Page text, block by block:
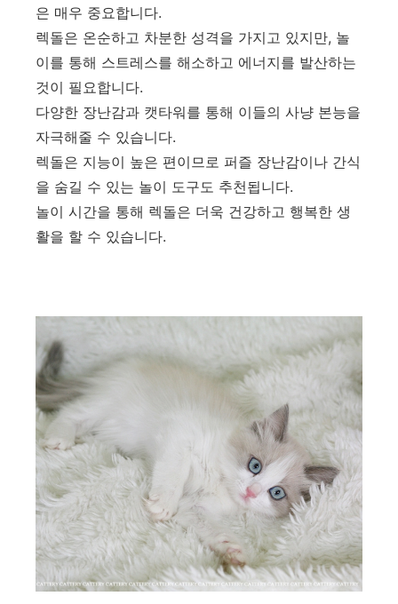
은 매우 중요합니다.
렉돌은 온순하고 차분한 성격을 가지고 있지만, 놀
이를 통해 스트레스를 해소하고 에너지를 발산하는
것이 필요합니다.
다양한 장난감과 캣타워를 통해 이들의 사냥 본능을
자극해줄 수 있습니다.
렉돌은 지능이 높은 편이므로 퍼즐 장난감이나 간식
을 숨길 수 있는 놀이 도구도 추천됩니다.
놀이 시간을 통해 렉돌은 더욱 건강하고 행복한 생
활을 할 수 있습니다.